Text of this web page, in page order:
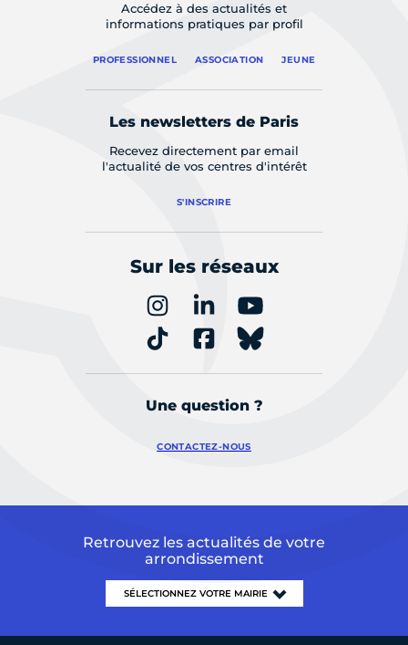
Accédez à des actualités et
informations pratiques par profil
PROFESSIONNEL ASSOCIATION JEUNE
Les newsletters de Paris
Recevez directement par email
l'actualité de vos centres d'intérêt
S'INSCRIRE
Sur les réseaux
Une question ?
CONTACTEZ-NOUS
Retrouvez les actualités de votre
arrondissement